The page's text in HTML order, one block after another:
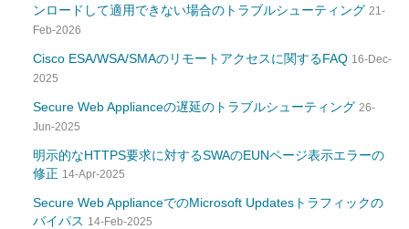
ンロードして適用できない場合のトラブルシューティング 21-
Feb-2026
Cisco ESA/WSA/SMAのリモートアクセスに関するFAQ 16-Dec-
2025
Secure Web Applianceの遅延のトラブルシューティング 26-
Jun-2025
明示的なHTTPS要求に対するSWAのEUNページ表示エラーの
修正 14-Apr-2025
Secure Web ApplianceでのMicrosoft Updatesトラフィックの
バイパス 14-Feb-2025